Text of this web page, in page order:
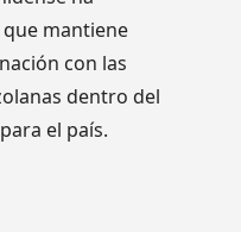
mantiene
con las
dentro del
el país.